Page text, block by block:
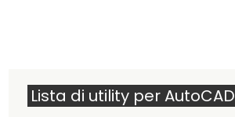
Lista di utility per AutoCAD